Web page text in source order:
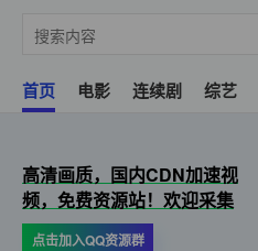
首页 电影 连续剧 综艺
高清画质，国内CDN加速视
频，免费资源站！欢迎采集
点击加入QQ资源群